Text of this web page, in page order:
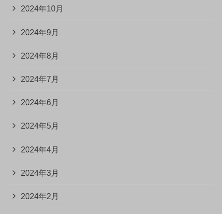
2024年10月
2024年9月
2024年8月
2024年7月
2024年6月
2024年5月
2024年4月
2024年3月
2024年2月